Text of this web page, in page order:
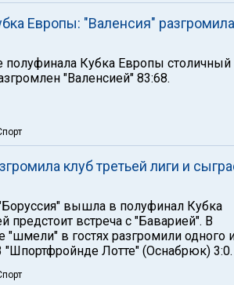
Европы: "Валенсия" разгромила
полуфинала Кубка Европы столичный
"Валенсией" 83:68.
клуб третьей лиги и
вышла в полуфинал Кубка
предстоит встреча с "Баварией". В
"шмели" в гостях разгромили одного
"Шпортфройнде Лотте" (Оснабрюк) 3:0.